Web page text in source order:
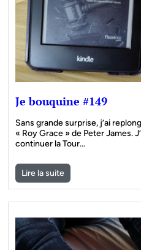
Je bouquine #149
Sans grande surprise, j’ai
« Roy Grace » de Peter James.
continuer la Tour…
Lire la suite